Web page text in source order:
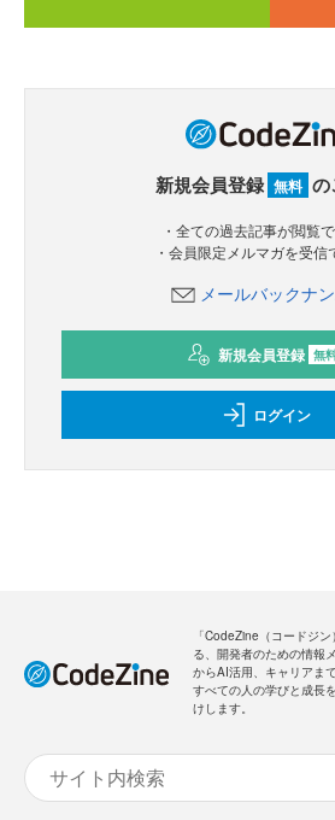
新規会員登録 無料 の
・全ての過去記事が閲覧
・会員限定メルマガを受信
メールバックナ
新規会員登録 無
ログイン
「CodeZine（コードジ
る、開発者のための情報
からAI活用、キャリアま
すべての人の学びと成長
けします。